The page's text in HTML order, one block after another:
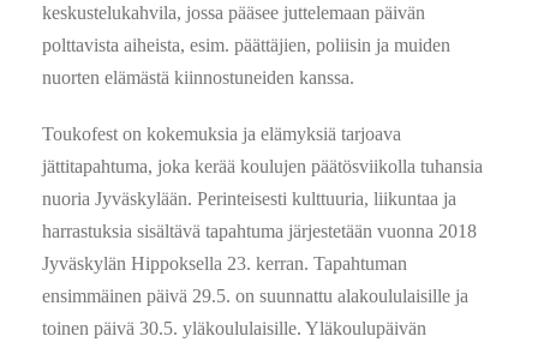
keskustelukahvila, jossa pääsee juttelemaan päivän
polttavista aiheista, esim. päättäjien, poliisin ja muiden
nuorten elämästä kiinnostuneiden kanssa.
Toukofest on kokemuksia ja elämyksiä tarjoava
jättitapahtuma, joka kerää koulujen päätösviikolla tuhansia
nuoria Jyväskylään. Perinteisesti kulttuuria, liikuntaa ja
harrastuksia sisältävä tapahtuma järjestetään vuonna 2018
Jyväskylän Hippoksella 23. kerran. Tapahtuman
ensimmäinen päivä 29.5. on suunnattu alakoululaisille ja
toinen päivä 30.5. yläkoululaisille. Yläkoulupäivän